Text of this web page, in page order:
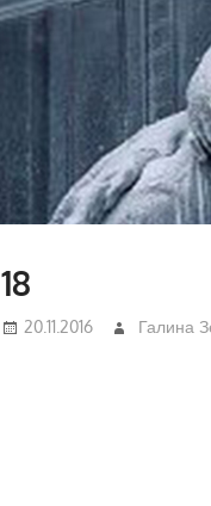
18
20.11.2016 Галина